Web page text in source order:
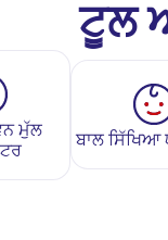
ਟੂਲ
ਮੁੱਲ
ਬਾਲ ਸਿੱਖਿਆ